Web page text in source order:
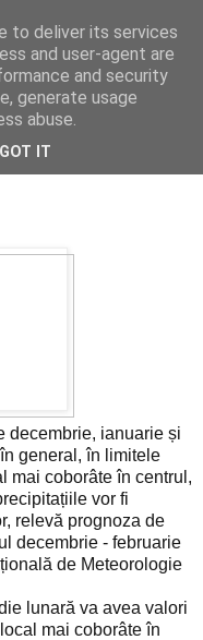
și opinie;
decembrie, ianuarie și
general, în limitele
mai coborâte în centrul,
vor fi
relevă prognoza de
decembrie - februarie
de Meteorologie
lunară va avea valori
mai coborâte în
to deliver its services
and user-agent are
and security
generate usage
abuse.
GOT IT